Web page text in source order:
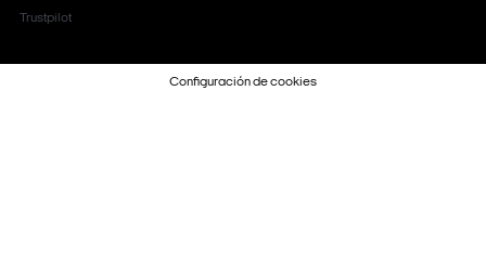
Trustpilot
Configuración de cookies